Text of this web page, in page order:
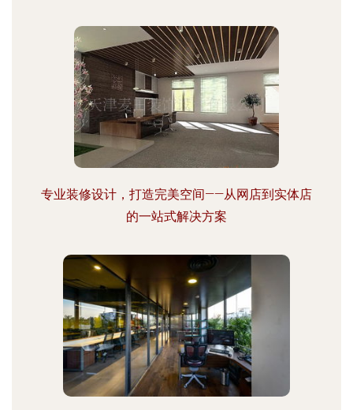
专业装修设计，打造完美空间——从网店到实体店
的一站式解决方案